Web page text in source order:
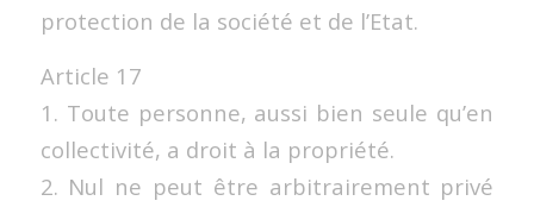
protection de la société et de l’Etat.
Article 17
1. Toute personne, aussi bien seule qu’en
collectivité, a droit à la propriété.
2. Nul ne peut être arbitrairement privé